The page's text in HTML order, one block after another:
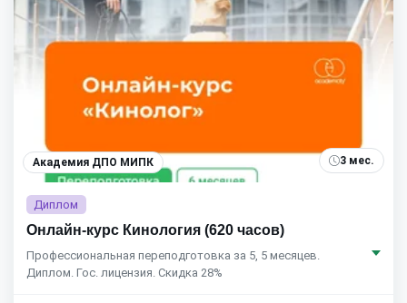
Академия ДПО МИПК 3 мес.
Диплом
Онлайн-курс Кинология (620 часов)
Профессиональная переподготовка за 5, 5 месяцев.
Диплом. Гос. лицензия. Скидка 28%